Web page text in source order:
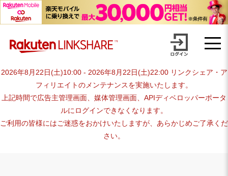
advertiser-html
2026年8月22日(土)10:00 - 2026年8月22日(土)22:00 リンクシェア・ア
フィリエイトのメンテナンスを実施いたします。
上記時間で広告主管理画面、媒体管理画面、APIディベロッパーポータ
ルにログインできなくなります。
ご利用の皆様にはご迷惑をおかけいたしますが、あらかじめご了承くだ
さい。